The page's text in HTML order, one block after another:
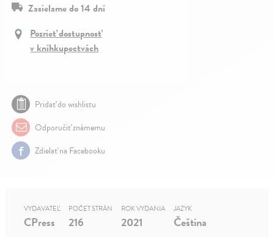
Zasielame do 14 dní
Pozrieť dostupnosť
v kníhkupectvách
Pridať do wishlistu
Odporučiť známemu
Zdielať na Facebooku
VYDAVATEĽ
CPress
POČET STRÁN
216
ROK VYDANIA
2021
JAZYK
Čeština